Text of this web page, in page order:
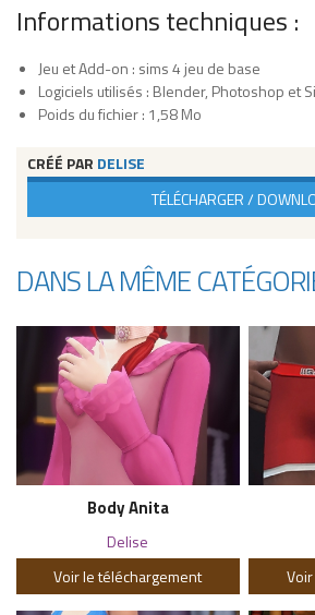
Informations techniques :
Jeu et Add-on : sims 4 jeu de base
Logiciels utilisés : Blender, Photoshop et
Poids du fichier : 1,58 Mo
CRÉÉ PAR DELISE
TÉLÉCHARGER /
DANS LA MÊME
Body Anita
Delise
Voir le téléchargement